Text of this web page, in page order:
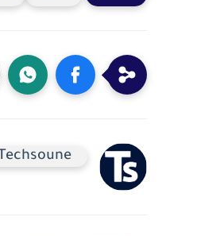
Techsoune